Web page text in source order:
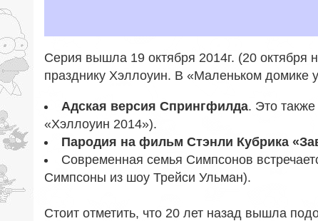
Серия вышла 19 октября 2014г. (20 октября
празднику Хэллоуин. В «Маленьком
Адская версия Спрингфилда. Это
«Хэллоуин 2014»).
Пародия на фильм Стэнли Кубрика
Современная семья Симпсонов
Симпсоны из шоу Трейси Ульман).
Стоит отметить, что 20 лет назад вышла